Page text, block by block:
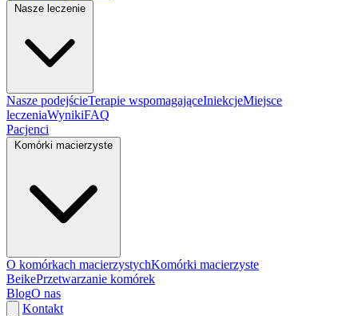
Nasze podejścieTerapie wspomagająceIniekcjeMiejsce
leczeniaWynikiFAQ
Pacjenci
O komórkach macierzystychKomórki macierzyste
BeikePrzetwarzanie komórek
BlogO nas
Kontakt